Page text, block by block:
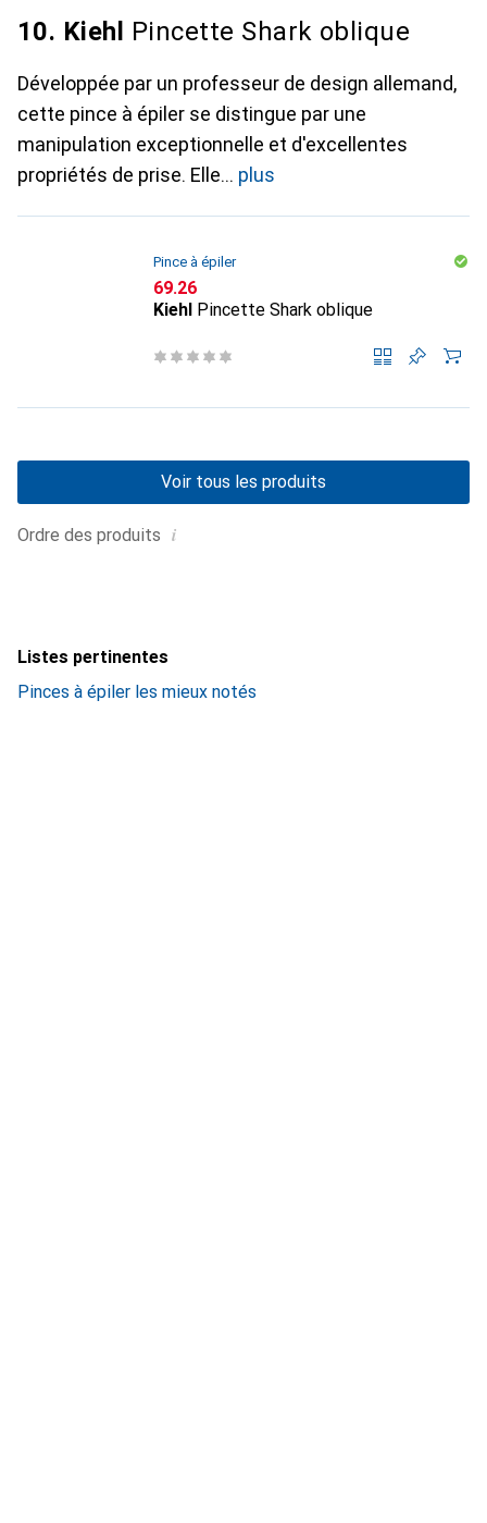
10. Kiehl Pincette Shark oblique
Développée par un professeur de design allemand,
cette pince à épiler se distingue par une
manipulation exceptionnelle et d'excellentes
propriétés de prise. Elle
plus
Pince à épiler
CHF
69.26
Kiehl Pincette Shark oblique
Ordre des produits i
Voir tous les produits
Listes pertinentes
Pinces à épiler les mieux notés